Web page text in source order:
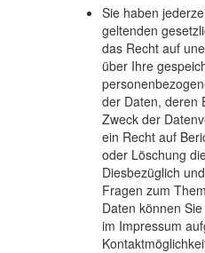
Sie haben
geltenden
das Recht auf
über Ihre
der Daten, deren
Zweck der
ein Recht auf
oder Löschung
Diesbezüglich
Fragen zum
Daten können
im Impressum